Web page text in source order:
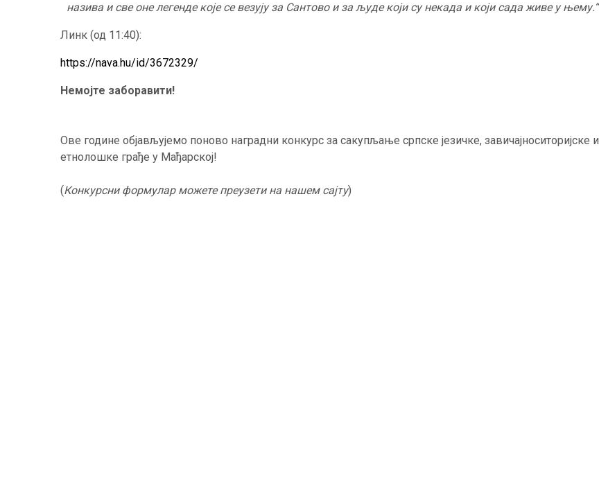
назива и све оне легенде које се везују за Сантово и за људе који су некада и који сада живе у њему.“
Линк (од 11:40):
https://nava.hu/id/3672329/
Немојте заборавити!
Ове године објављујемо поново наградни конкурс за сакупљање српске језичке, завичајноситоријске и
етнолошке грађе у Мађарској!
(Конкурсни формулар можете преузети на нашем сајту)